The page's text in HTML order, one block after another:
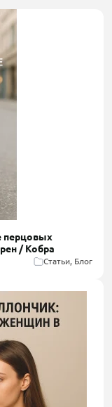
перцовых
/ Кобра
Статьи, Блог